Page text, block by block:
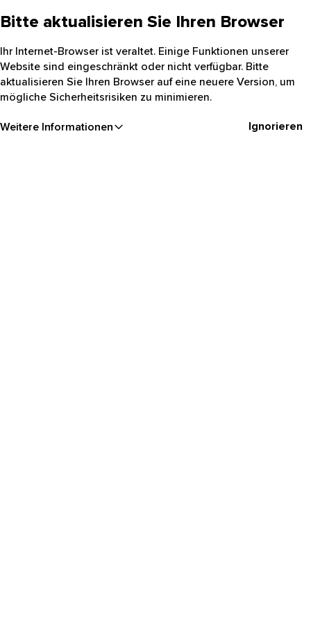
Bitte aktualisieren Sie Ihren Browser
Ihr Internet-Browser ist veraltet. Einige Funktionen unserer
Website sind eingeschränkt oder nicht verfügbar. Bitte
aktualisieren Sie Ihren Browser auf eine neuere Version, um
mögliche Sicherheitsrisiken zu minimieren.
Weitere Informationen Ignorieren